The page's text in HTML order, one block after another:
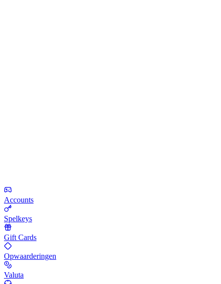
Accounts
Spelkeys
Gift Cards
Opwaarderingen
Valuta